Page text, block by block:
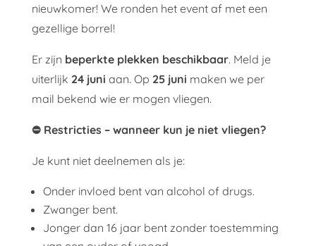
nieuwkomer! We ronden het event af met een
gezellige borrel!
Er zijn beperkte plekken beschikbaar. Meld je
uiterlijk 24 juni aan. Op 25 juni maken we per
mail bekend wie er mogen vliegen.
⛔ Restricties – wanneer kun je niet vliegen?
Je kunt niet deelnemen als je:
Onder invloed bent van alcohol of drugs.
Zwanger bent.
Jonger dan 16 jaar bent zonder toestemming